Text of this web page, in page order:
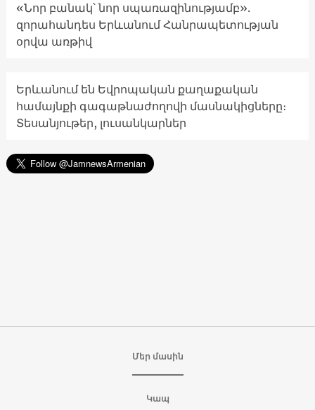
«Նոր բանակ՝ նոր սպառազինությամբ».
զորահանդես Երևանում Հանրապետության
օրվա առթիվ
Երևանում են Եվրոպական քաղաքական
համայնքի գագաթնաժողովի մասնակիցները։
Տեսանյութեր, լուսանկարներ
Մեր մասին
Կապ